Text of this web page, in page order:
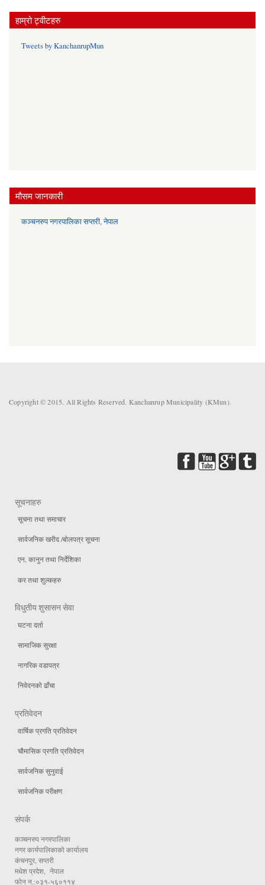
हाम्रो ट्वीटहरु
Tweets by KanchanrupMun
मौसम जानकारी
कञ्चनरुप नगरपालिका सप्तरी, नेपाल
Copyright © 2015. All Rights Reserved. Kanchanrup Municipality (KMun).
सूचनाहरु
सूचना तथा समाचार
सार्वजनिक खरीद /बोलपत्र सूचना
एन, कानुन तथा निर्देशिका
कर तथा शुल्कहरु
विधुतीय शुसासन सेवा
घटना दर्ता
सामाजिक सुरक्षा
नागरिक वडापत्र
निवेदनको ढाँचा
प्रतिवेदन
वार्षिक प्रगति प्रतिवेदन
चौमासिक प्रगति प्रतिवेदन
सार्वजनिक सुनुवाई
सार्वजनिक परीक्षण
संपर्क
कञ्चनरुप नगरपालिका
नगर कार्यपालिकाको कार्यालय
कंचनपुर, सप्तरी
मधेश प्रदेश, नेपाल
फोन न.:०३१-५६०११४